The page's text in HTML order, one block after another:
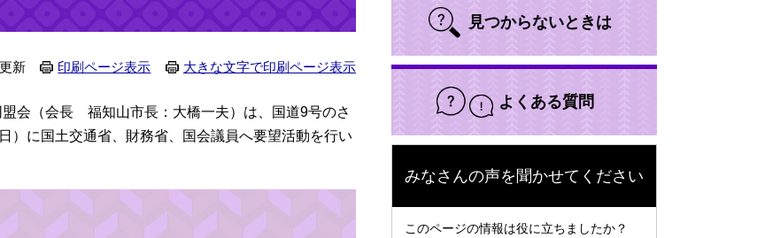
新 印刷ページ表示 大きな文字で印刷ページ表示
会（会長 福知山市長：大橋一夫）は、国道9号のさ
）に国土交通省、財務省、国会議員へ要望活動を行い
見つからないときは
よくある質問
みなさんの声を聞かせてください
このページの情報は役に立ちましたか？